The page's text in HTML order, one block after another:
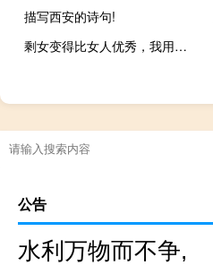
描写西安的诗句!
剩女变得比女人优秀，我用我的智慧打造一个草根老公
公告
水利万物而不争,